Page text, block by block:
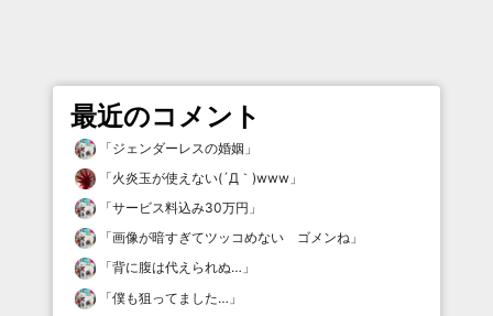
最近のコメント
「ジェンダーレスの婚姻 」
「火炎玉が使えない(´Д｀)www 」
「サービス料込み30万円 」
「画像が暗すぎてツッコめない ゴメンね 」
「背に腹は代えられぬ… 」
「僕も狙ってました… 」